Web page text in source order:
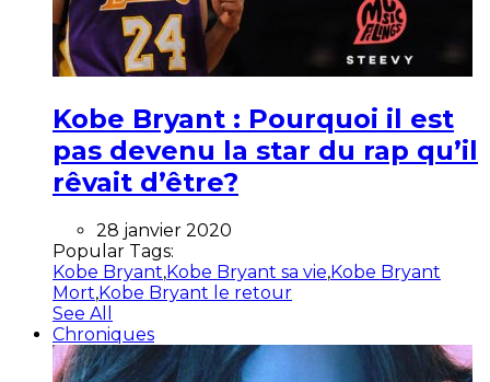
Kobe Bryant : Pourquoi il est
pas devenu la star du rap qu’il
rêvait d’être?
28 janvier 2020
Popular Tags:
Kobe Bryant,Kobe Bryant sa vie,Kobe Bryant
Mort,Kobe Bryant le retour
See All
Chroniques